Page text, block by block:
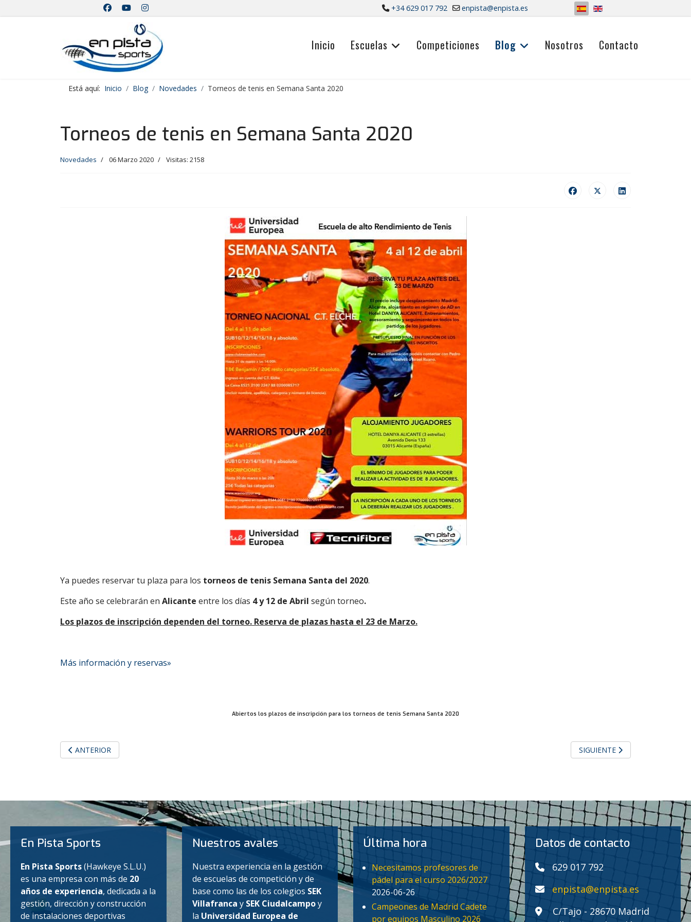
+34 629 017 792 enpista@enpista.es Seleccione su idioma
Inicio Escuelas Competiciones Blog Nosotros Contacto
Está aquí: Inicio Blog Novedades Torneos de tenis en Semana Santa 2020
Torneos de tenis en Semana Santa 2020
Novedades 06 Marzo 2020 Visitas: 2158
Ya puedes reservar tu plaza para los torneos de tenis Semana Santa del 2020.
Este año se celebrarán en Alicante entre los días 4 y 12 de Abril según torneo.
Los plazos de inscripción dependen del torneo. Reserva de plazas hasta el 23 de Marzo.
Más información y reservas»
Abiertos los plazos de inscripción para los torneos de tenis Semana Santa 2020
ARTÍCULO ANTERIOR: BECAS DE FORMACIÓN 2020-2021 - ESCUELA DE ALTO RENDIMIENTO DE TENIS
ANTERIOR ARTÍCULO SIGUIENTE:
SIGUIENTE
En Pista Sports
En Pista Sports(Hawkeye S.L.U.)
es una empresa con más de 20
años de experiencia, dedicada a la
gestión, dirección y construcción
de instalaciones deportivas
Nuestros avales
Nuestra experiencia en la gestión
de escuelas de competición y de
base como las de los colegios SEK
Villafranca y SEK Ciudalcampoy
la Universidad Europea de
Última hora
Necesitamos profesores de
pádel para el curso 2026/2027
2026-06-26
Campeones de Madrid Cadete
por equipos Masculino 2026
Datos de contacto
629 017 792
enpista@enpista.es
C/Tajo - 28670 Madrid